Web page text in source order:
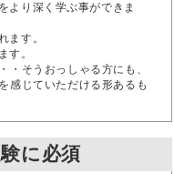
より深く学ぶ事ができま
ます。
す。
・そうおっしゃる方にも、
感じていただける形あるも
に必須